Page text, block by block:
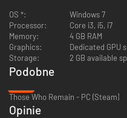
nie z tego świata.
Zaangażujesz się w obrady
współpracownikom, by
Rozważysz swój pięcioletni
zakończy się ta historia,
Ocenisz BHP biura: Użyj
Przeprowadzisz ścisłą
zagadki, odkrywaj nowe
Wiedźmie!
OS *:
Windows 7
Processor:
Core i3, i5, i7
Memory:
4 GB RAM
Graphics:
Dedicated GPU
Storage:
2 GB available
Podobne
Those Who Remain - PC (Steam)
Opinie